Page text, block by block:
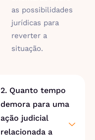
as possibilidades
jurídicas para
reverter a
situação.
2. Quanto tempo
demora para uma
ação judicial
relacionada a